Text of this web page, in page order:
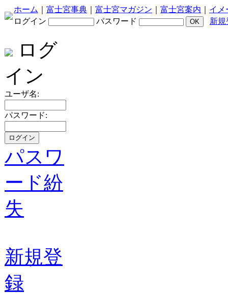
ホーム 富士宮事典 富士宮マガジン 富士宮案内
イメ
ログイン
パスワード 新規
ログ
イン
ユーザ名:
パスワード:
パスワ
ード紛
失
新規登
録